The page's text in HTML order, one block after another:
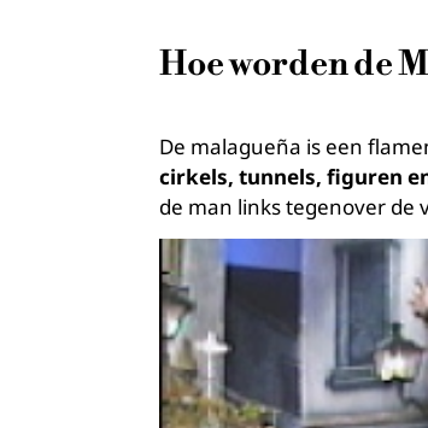
Hoe worden de
De malagueña is een
cirkels, tunnels, figuren
de man links tegenover de